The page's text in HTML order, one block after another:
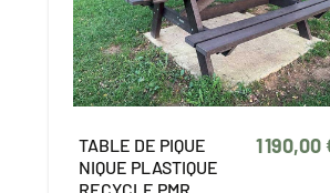
TABLE DE PIQUE
NIQUE PLASTIQUE
1 190,00